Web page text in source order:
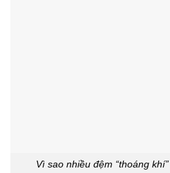
Vì sao nhiều đệm “thoáng